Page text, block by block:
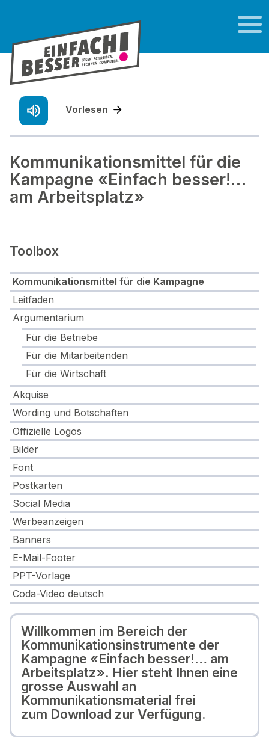
Vorlesen
Kommunikationsmittel für die
Kampagne «Einfach besser!…
am Arbeitsplatz»
Toolbox
Kommunikationsmittel für die Kampagne
Leitfaden
Argumentarium
Für die Betriebe
Für die Mitarbeitenden
Für die Wirtschaft
Akquise
Wording und Botschaften
Offizielle Logos
Bilder
Font
Postkarten
Social Media
Werbeanzeigen
Banners
E-Mail-Footer
PPT-Vorlage
Coda-Video deutsch
Willkommen im Bereich der
Kommunikationsinstrumente der
Kampagne «Einfach besser!… am
Arbeitsplatz». Hier steht Ihnen eine
grosse Auswahl an
Kommunikationsmaterial frei
zum Download zur Verfügung.